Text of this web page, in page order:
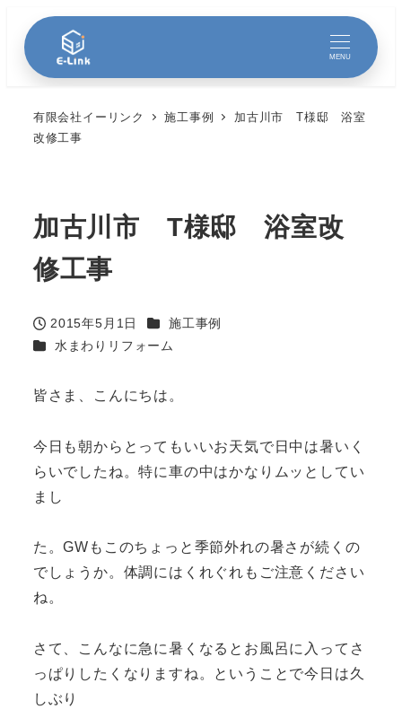
MENU
有限会社イーリンク 施工事例
加古川市 T様邸 浴室
改修工事
加古川市 T様邸 浴室改
修工事
投稿日
2015年5月1日 カテゴリー
施工事例
カテゴリー
水まわりリフォーム
皆さま、こんにちは。
今日も朝からとってもいいお天気で日中は暑いく
らいでしたね。特に車の中はかなりムッとしてい
まし
た。GWもこのちょっと季節外れの暑さが続くの
でしょうか。体調にはくれぐれもご注意ください
ね。
さて、こんなに急に暑くなるとお風呂に入ってさ
っぱりしたくなりますね。ということで今日は久
しぶり